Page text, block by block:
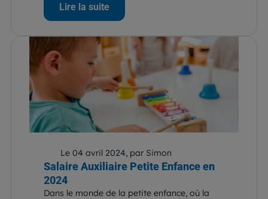
Lire la suite
Le 04 avril 2024, par Simon
Salaire Auxiliaire Petite Enfance en
2024
Dans le monde de la petite enfance, où la